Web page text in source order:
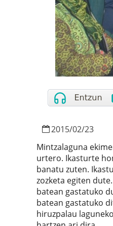
2015/02/23
Mintzalaguna
urtero. Ikasturte
banatu zuten.
zozketa egiten
batean gastatuko
batean gastatuko
hiruzpalau